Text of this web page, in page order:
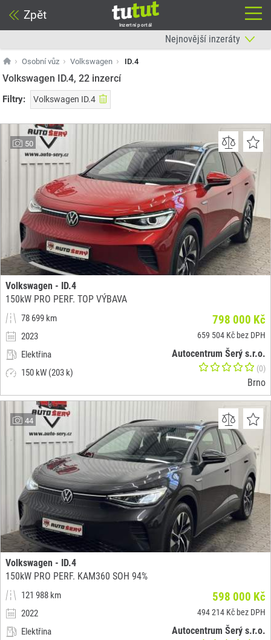
Zpět
Inzertní portál
Osobní vůz Volkswagen ID.4
Volkswagen ID.4, 22 inzercí
Filtry: Volkswagen ID.4
50
Volkswagen - ID.4
150kW PRO PERF. TOP VÝBAVA
78 699 km
2023
Elektřina
150 kW (203 k)
798 000 Kč
659 504 Kč bez DPH
Autocentrum Šerý s.r.o.
(0)
Brno
44
Volkswagen - ID.4
150kW PRO PERF. KAM360 SOH 94%
121 988 km
2022
Elektřina
598 000 Kč
494 214 Kč bez DPH
Autocentrum Šerý s.r.o.